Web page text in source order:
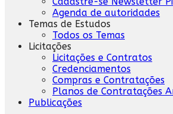
Agenda de autoridades
Temas de Estudos
Todos os Temas
Licitações
Licitações e Contratos
Credenciamentos
Compras e Contratações
Planos de Contratações
Publicações